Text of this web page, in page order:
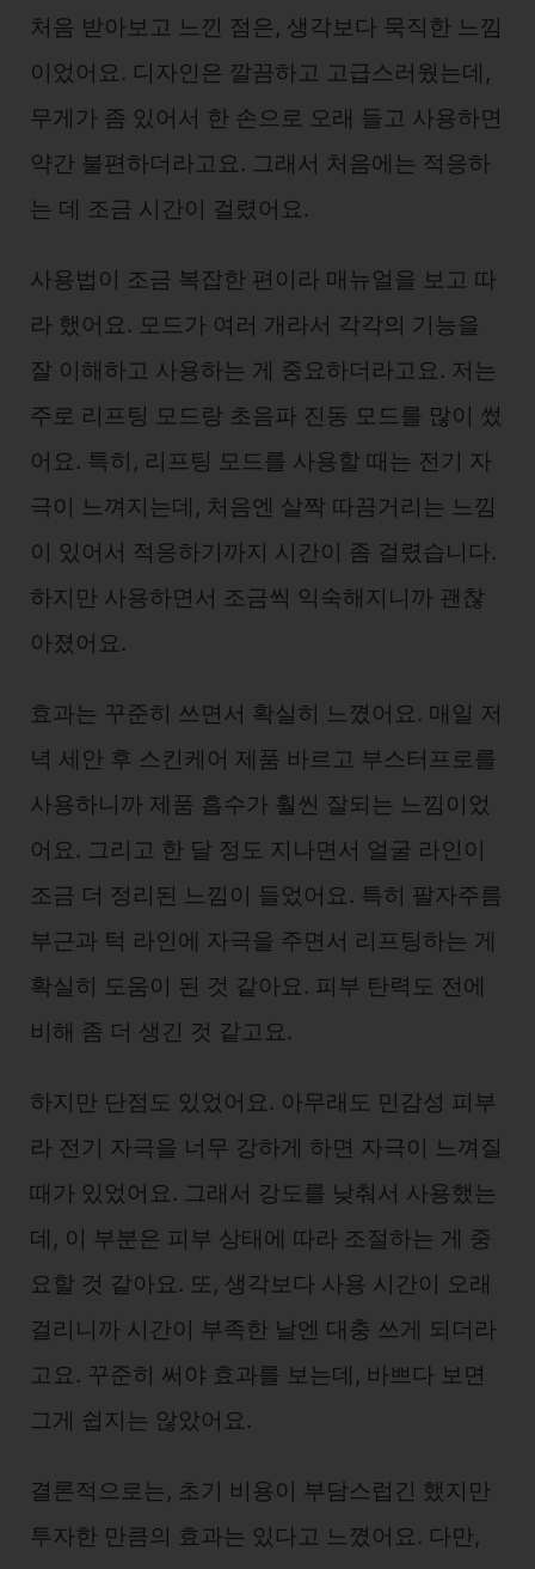
처음 받아보고 느낀 점은, 생각보다 묵직한 느낌
이었어요. 디자인은 깔끔하고 고급스러웠는데,
무게가 좀 있어서 한 손으로 오래 들고 사용하면
약간 불편하더라고요. 그래서 처음에는 적응하
는 데 조금 시간이 걸렸어요.
사용법이 조금 복잡한 편이라 매뉴얼을 보고 따
라 했어요. 모드가 여러 개라서 각각의 기능을
잘 이해하고 사용하는 게 중요하더라고요. 저는
주로 리프팅 모드랑 초음파 진동 모드를 많이 썼
어요. 특히, 리프팅 모드를 사용할 때는 전기 자
극이 느껴지는데, 처음엔 살짝 따끔거리는 느낌
이 있어서 적응하기까지 시간이 좀 걸렸습니다.
하지만 사용하면서 조금씩 익숙해지니까 괜찮
아졌어요.
효과는 꾸준히 쓰면서 확실히 느꼈어요. 매일 저
녁 세안 후 스킨케어 제품 바르고 부스터프로를
사용하니까 제품 흡수가 훨씬 잘되는 느낌이었
어요. 그리고 한 달 정도 지나면서 얼굴 라인이
조금 더 정리된 느낌이 들었어요. 특히 팔자주름
부근과 턱 라인에 자극을 주면서 리프팅하는 게
확실히 도움이 된 것 같아요. 피부 탄력도 전에
비해 좀 더 생긴 것 같고요.
하지만 단점도 있었어요. 아무래도 민감성 피부
라 전기 자극을 너무 강하게 하면 자극이 느껴질
때가 있었어요. 그래서 강도를 낮춰서 사용했는
데, 이 부분은 피부 상태에 따라 조절하는 게 중
요할 것 같아요. 또, 생각보다 사용 시간이 오래
걸리니까 시간이 부족한 날엔 대충 쓰게 되더라
고요. 꾸준히 써야 효과를 보는데, 바쁘다 보면
그게 쉽지는 않았어요.
결론적으로는, 초기 비용이 부담스럽긴 했지만
투자한 만큼의 효과는 있다고 느꼈어요. 다만,